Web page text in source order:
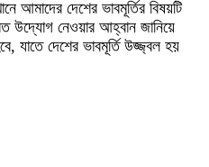
আমাদের দেশের ভাবমূর্তির বিষয়টি
উদ্যোগ নেওয়ার আহ্বান জানিয়ে
যাতে দেশের ভাবমূর্তি উজ্জ্বল হয়